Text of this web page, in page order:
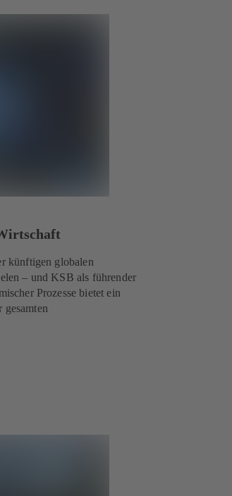
künftigen globalen
– und KSB als führender
Prozesse bietet ein
gesamten